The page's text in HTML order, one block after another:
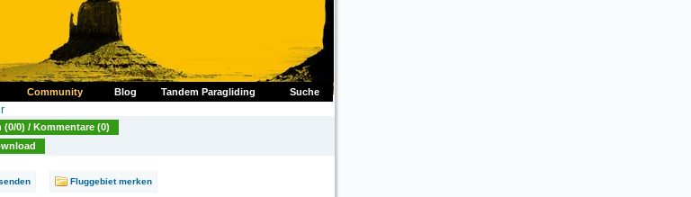
Suche
Community Blog Tandem Paragliding
0) / Kommentare (0)
Fluggebiet merken